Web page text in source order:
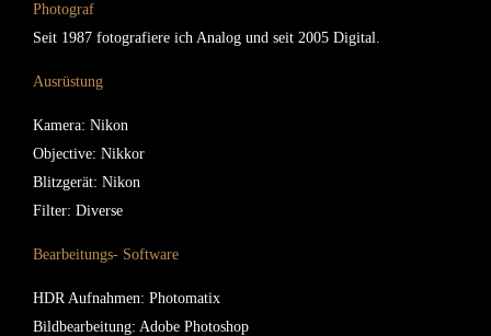
Photograf
Seit 1987 fotografiere ich Analog und seit 2005 Digital.
Ausrüstung
Kamera: Nikon
Objective: Nikkor
Blitzgerät: Nikon
Filter: Diverse
Bearbeitungs- Software
HDR Aufnahmen: Photomatix
Bildbearbeitung: Adobe Photoshop